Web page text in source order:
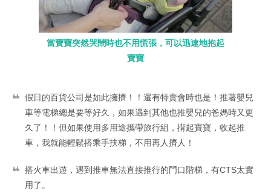
當寶寶突然哭鬧時也不用慌張，可以迅速地抱起
寶寶
假日的百貨公司是如此擁擠！！還有特賣會時也是！推著嬰兒
車等電梯總是要等好久，如果遇到其他也推嬰兒的爸媽時又更
久了！！但如果使用多用途攜帶旅行組，揹起寶寶，收起推
車，我就能輕鬆搭乘手扶梯，不用再人擠人！
搭火車出遊，遇到推車無法直接推行的門口階梯，有CTS太實
用了。